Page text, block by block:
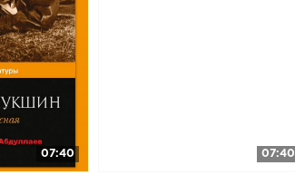
07:40 07:40